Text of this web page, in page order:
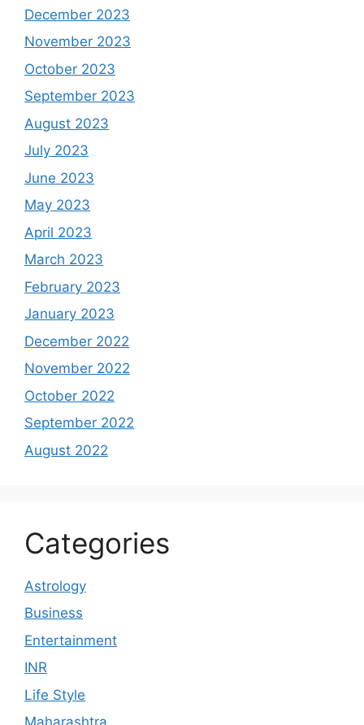
December 2023
November 2023
October 2023
September 2023
August 2023
July 2023
June 2023
May 2023
April 2023
March 2023
February 2023
January 2023
December 2022
November 2022
October 2022
September 2022
August 2022
Categories
Astrology
Business
Entertainment
INR
Life Style
Maharashtra